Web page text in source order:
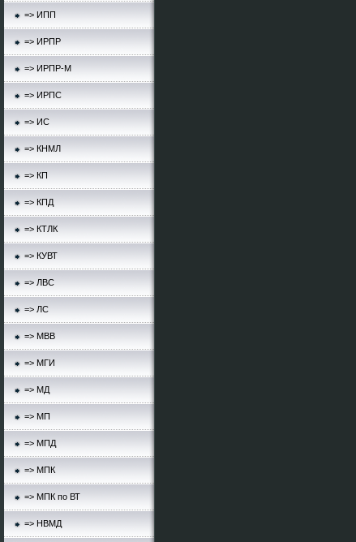
=> ИПП
=> ИРПР
=> ИРПР-М
=> ИРПС
=> ИС
=> КНМЛ
=> КП
=> КПД
=> КТЛК
=> КУВТ
=> ЛВС
=> ЛС
=> МВВ
=> МГИ
=> МД
=> МП
=> МПД
=> МПК
=> МПК по ВТ
=> НВМД